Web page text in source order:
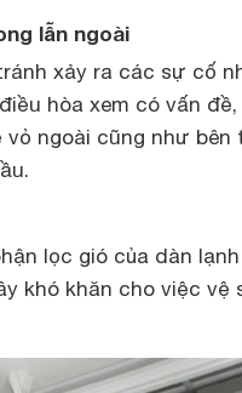
lẫn ngoài
xảy ra các sự cố
hòa xem có vấn
vỏ ngoài cũng như bên
lọc gió của dàn
khó khăn cho việc vệ